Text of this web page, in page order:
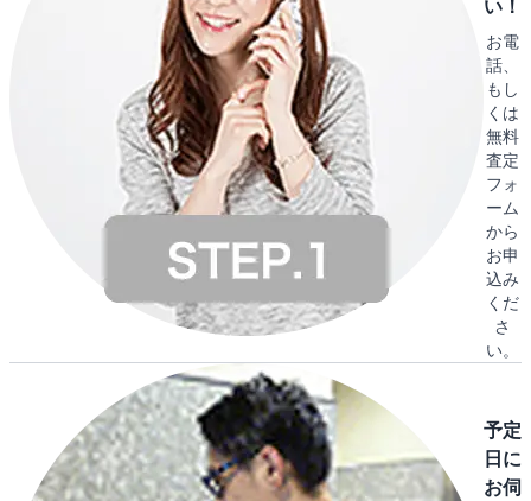
い！
お電
話、
もし
くは
無料
査定
フォ
ーム
から
お申
込み
くだ
さ
い。
予定
日に
お伺